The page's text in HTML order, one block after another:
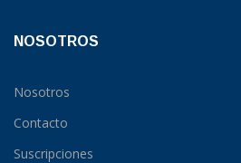
NOSOTROS
Nosotros
Contacto
Suscripciones